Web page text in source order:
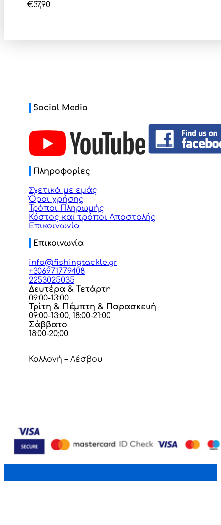
€37,90
Social Media
Πληροφορίες
Σχετικά με εμάς
Όροι χρήσης
Τρόποι Πληρωμής
Κόστος και τρόποι Αποστολής
Επικοινωνία
Επικοινωνία
info@fishingtackle.gr
+306971779408
2253025035
Δευτέρα & Τετάρτη
09:00-13:00
Τρίτη & Πέμπτη & Παρασκευή
09:00-13:00, 18:00-21:00
Σάββατο
18:00-20:00
Καλλονή – Λέσβου